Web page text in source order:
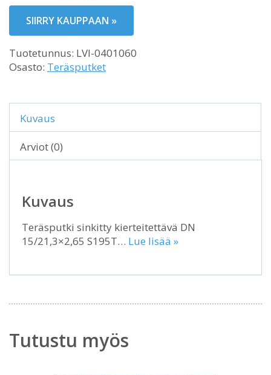
SIIRRY KAUPPAAN »
Tuotetunnus: LVI-0401060
Osasto: Teräsputket
Kuvaus
Arviot (0)
Kuvaus
Teräsputki sinkitty kierteitettävä DN
15/21,3×2,65 S195T… Lue lisää »
Tutustu myös